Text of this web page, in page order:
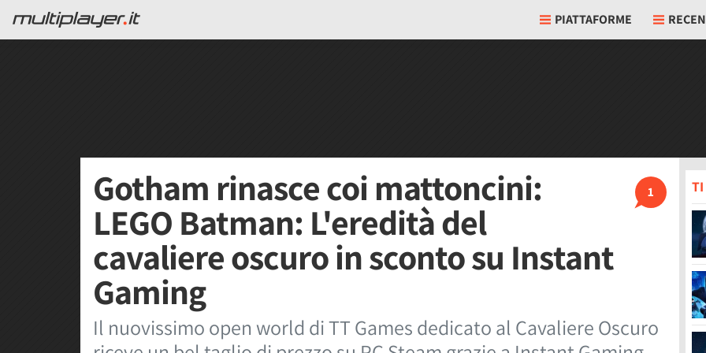
PIATTAFORME
1
Gotham rinasce coi mattoncini:
LEGO Batman: L'eredità del
cavaliere oscuro in sconto su Instant
Gaming
Il nuovissimo open world di TT Games dedicato al Cavaliere Oscuro
TI